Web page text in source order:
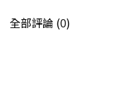
全部評論 (0)